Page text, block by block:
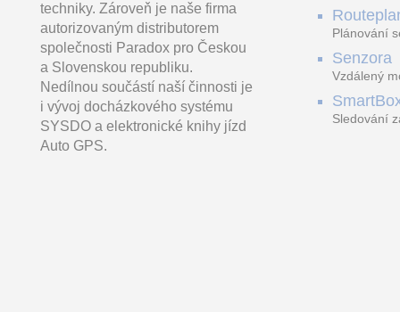
techniky. Zároveň je naše firma
autorizovaným distributorem
společnosti Paradox pro Českou
a Slovenskou republiku.
Nedílnou součástí naší činnosti je
i vývoj docházkového systému
SYSDO a elektronické knihy jízd
Auto GPS.
Plánování
Senzora
Vzdálený
Sledování